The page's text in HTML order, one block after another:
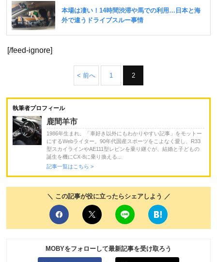
[/feed-ignore]
< 前へ 1 2
執筆者プロフィール
鹿間羊市
1986年生まれ。「車好き以外にもわかりやすい記事」をモットー
にするWebライター。90年代国産スポーツをこよなく愛し、R33
型スカイラインやAE111型レビンを乗り継ぐが、結婚と子どもの
誕生を機にCX-8に乗り換える...
記事一覧はこちら >
＼ この記事が役に立ったらシェアしよう ／
MOBYをフォローして最新記事を受け取ろう